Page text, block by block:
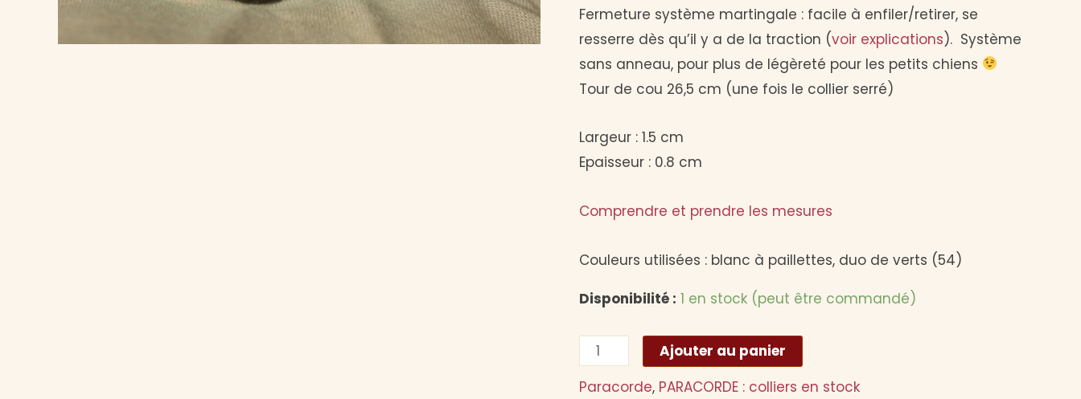
était :
18,00 €.
est :
14,00 €.
Fermeture système martingale : facile à enfiler/retirer, se
resserre dès qu’il y a de la traction (voir explications). Système
sans anneau, pour plus de légèreté pour les petits chiens
Tour de cou 26,5 cm (une fois le collier serré)
Largeur : 1.5 cm
Epaisseur : 0.8 cm
Comprendre et prendre les mesures
Couleurs utilisées : blanc à paillettes, duo de verts (54)
Disponibilité : 1 en stock (peut être commandé)
quantité
de
Ajouter au panier
Paracorde, PARACORDE : colliers en stock